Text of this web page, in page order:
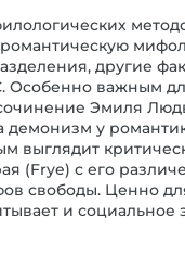
романтическую
другие
Особенно важным
Эмиля
демонизм у
выглядит
(Frye) с его
свободы. Ценно
и социальное